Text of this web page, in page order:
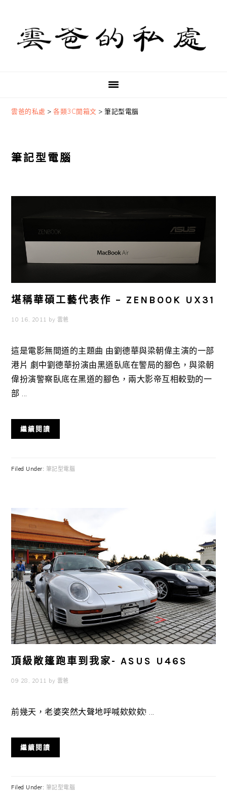
primary
navigation
content
primary
sidebar
雲爸的私處 >各類3C開箱文 >筆記型電腦
筆記型電腦
堪稱華碩工藝代表作 – ZENBOOK UX31
10 16, 2011 by 雲爸
這是電影無間道的主題曲 由劉德華與梁朝偉主演的一部
港片 劇中劉德華扮演由黑道臥底在警局的腳色，與梁朝
偉扮演警察臥底在黑道的腳色，兩大影帝互相較勁的一
部 ...
繼續閱讀
Filed Under: 筆記型電腦
頂級敞篷跑車到我家- ASUS U46S
09 28, 2011 by 雲爸
前幾天，老婆突然大聲地呼喊欸欸欸! ...
繼續閱讀
Filed Under: 筆記型電腦